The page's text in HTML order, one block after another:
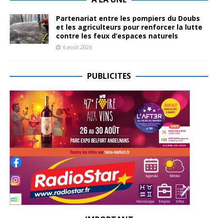
Partenariat entre les pompiers du Doubs
et les agriculteurs pour renforcer la lutte
contre les feux d’espaces naturels
6 août 2026
PUBLICITES